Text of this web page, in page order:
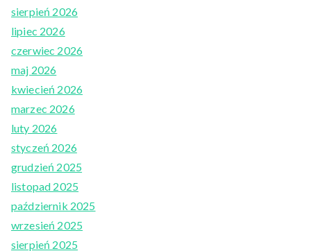
sierpień 2026
lipiec 2026
czerwiec 2026
maj 2026
kwiecień 2026
marzec 2026
luty 2026
styczeń 2026
grudzień 2025
listopad 2025
październik 2025
wrzesień 2025
sierpień 2025